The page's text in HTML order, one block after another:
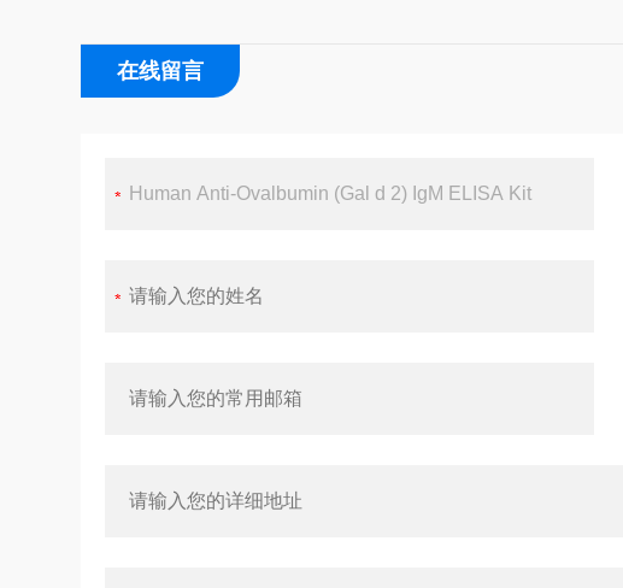
在线留言